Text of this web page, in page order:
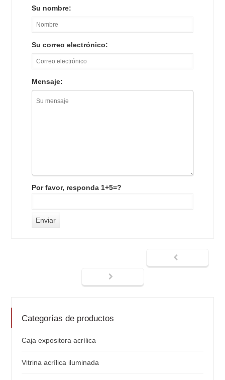
Su nombre:
Su correo electrónico:
Mensaje:
Por favor, responda 1+5=?
Categorías de productos
Caja expositora acrílica
Vitrina acrílica iluminada